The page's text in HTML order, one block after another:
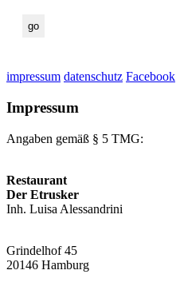
impressum datenschutz Facebook
Impressum
Angaben gemäß § 5 TMG:
Restaurant
Der Etrusker
Inh. Luisa Alessandrini
Grindelhof 45
20146 Hamburg